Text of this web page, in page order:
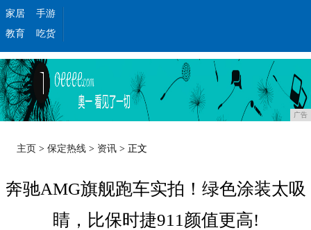
家居
手游
教育
吃货
广告
主页 >保定热线 > 资讯 > 正文
奔驰AMG旗舰跑车实拍！绿色涂装太吸
睛，比保时捷911颜值更高!